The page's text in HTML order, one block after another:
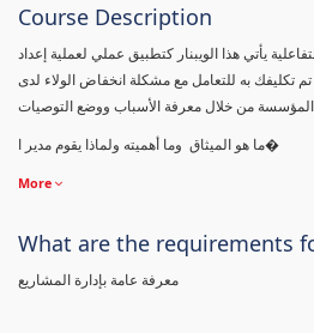
Course Description
يأتي هذا الويبنار كتطبيق عملي لعملية إعداد
تكليفك به للتعامل مع مشكلة انخفاض الولاء لدى
من خلال معرفة الأسباب ووضع التوصيات
ما هو الميثاق وما أهميته ولماذا يقوم مدير ا�
More
What are the requirements
معرفة عامة بإدارة المشاريع